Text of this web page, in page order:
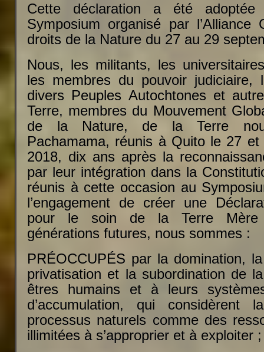
Cette déclaration a été
Symposium organisé par l’Alliance
droits de la Nature du 27 au 29
Nous, les militants, les
les membres du pouvoir judiciaire,
divers Peuples Autochtones et
Terre, membres du Mouvement
de la Nature, de la Terre
Pachamama, réunis à Quito le 27
2018, dix ans après la
par leur intégration dans la
réunis à cette occasion au
l’engagement de créer une
pour le soin de la Terre Mère
générations futures, nous sommes :
PRÉOCCUPÉS par la domination,
privatisation et la subordination de
êtres humains et à leurs
d’accumulation, qui
processus naturels comme des
illimitées à s’approprier et à exploiter ;